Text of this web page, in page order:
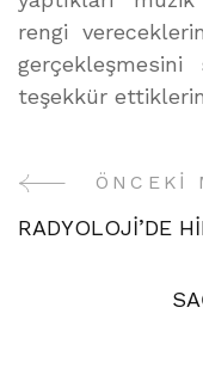
rengi
gerçekleşmesini
teşekkür
YazıÖNCEKI
RADYOLOJİ’DE